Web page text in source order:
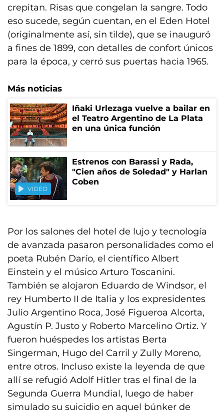
crepitan. Risas que congelan la sangre. Todo
eso sucede, según cuentan, en el Eden Hotel
(originalmente así, sin tilde), que se inauguró
a fines de 1899, con detalles de confort únicos
para la época, y cerró sus puertas hacia 1965.
Más noticias
Iñaki Urlezaga vuelve a bailar en
el Teatro Argentino de La Plata
en una única función
VIDEO
Estrenos con Barassi y Rada,
"Cien años de Soledad" y Harlan
Coben
Por los salones del hotel de lujo y tecnología
de avanzada pasaron personalidades como el
poeta Rubén Darío, el científico Albert
Einstein y el músico Arturo Toscanini.
También se alojaron Eduardo de Windsor, el
rey Humberto II de Italia y los expresidentes
Julio Argentino Roca, José Figueroa Alcorta,
Agustín P. Justo y Roberto Marcelino Ortiz. Y
fueron huéspedes los artistas Berta
Singerman, Hugo del Carril y Zully Moreno,
entre otros. Incluso existe la leyenda de que
allí se refugió Adolf Hitler tras el final de la
Segunda Guerra Mundial, luego de haber
simulado su suicidio en aquel búnker de